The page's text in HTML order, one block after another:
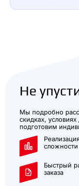
Не
Мы подробно
скидках,
подготовим
сложности
Быстрый
заказа